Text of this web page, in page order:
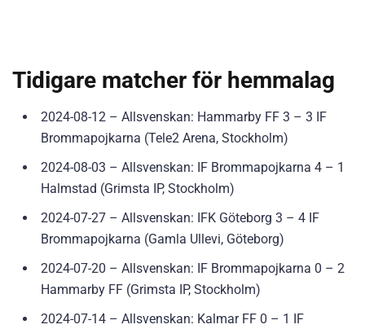
Tidigare matcher för hemmalag
2024-08-12 – Allsvenskan: Hammarby FF 3 – 3 IF
Brommapojkarna (Tele2 Arena, Stockholm)
2024-08-03 – Allsvenskan: IF Brommapojkarna 4 – 1
Halmstad (Grimsta IP, Stockholm)
2024-07-27 – Allsvenskan: IFK Göteborg 3 – 4 IF
Brommapojkarna (Gamla Ullevi, Göteborg)
2024-07-20 – Allsvenskan: IF Brommapojkarna 0 – 2
Hammarby FF (Grimsta IP, Stockholm)
2024-07-14 – Allsvenskan: Kalmar FF 0 – 1 IF